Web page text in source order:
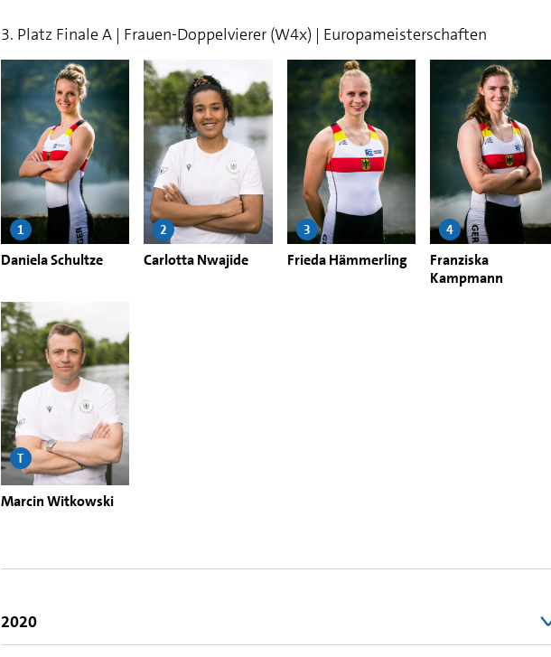
3. Platz Finale A | Frauen-Doppelvierer (W4x) | Europameisterschaften
Daniela Schultze
1
Carlotta Nwajide
2
Frieda Hämmerling
3
Franziska
Kampmann
4
Marcin Witkowski
T
2020